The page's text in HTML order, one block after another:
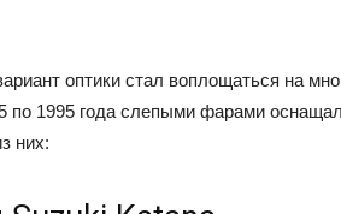
оптики стал воплощаться на
по 1995 года слепыми фарами
них: